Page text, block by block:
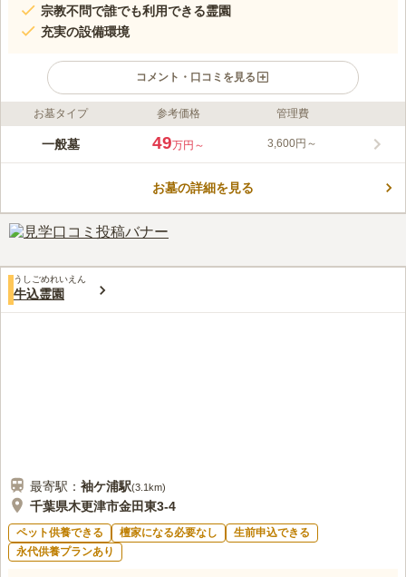
宗教不問で誰でも利用できる霊園
充実の設備環境
コメント・口コミを見る
ライフドット編集部のコメント
日東交通バス「精米所前」バス停から徒歩約6分、竹林の中に位
の霊園になっています。 多く竹林に囲まれた日当たりの良い霊
も通いやすいアクセスとなっています。駐車場が用意されていま
す。遠方の人でも気軽に利用することが可能です。トイレもあり
な気持ちで故人を偲ぶことができます。
口コミ評価
お墓タイプ 参考価格 管理費
一般墓 49万円～ 3,600円～
お墓の詳細を見る
うしごめれいえん
牛込霊園
最寄駅： 袖ケ浦駅(3.1km)
千葉県木更津市金田東3-4
ペット供養できる 檀家になる必要なし
生前申込できる
永代供養プランあり